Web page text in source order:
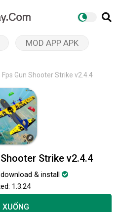
MOD APP APK
Fps Gun Shooter Strike v2.4.4
Strike v2.4.4
& install
1.3.24